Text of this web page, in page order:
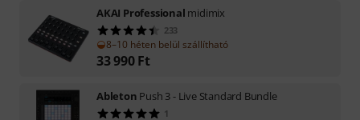
AKAI Professional midimix
233
8–10 héten belül szállítható
33 990 Ft
Ableton Push 3 - Live Standard Bundle
1